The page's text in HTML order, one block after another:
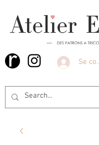
Se